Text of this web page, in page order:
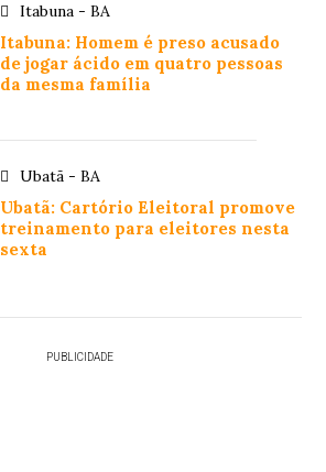
Itabuna - BA
Itabuna: Homem é preso acusado
de jogar ácido em quatro pessoas
da mesma família
Ubatã - BA
Ubatã: Cartório Eleitoral promove
treinamento para eleitores nesta
sexta
PUBLICIDADE